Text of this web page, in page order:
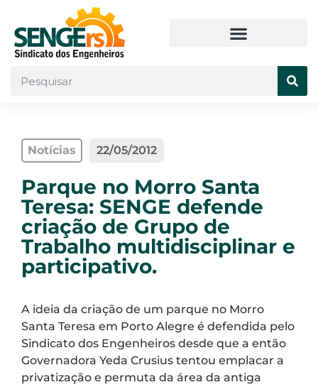
Notícias 22/05/2012
Parque no Morro Santa
Teresa: SENGE defende
criação de Grupo de
Trabalho multidisciplinar e
participativo.
A ideia da criação de um parque no Morro
Santa Teresa em Porto Alegre é defendida pelo
Sindicato dos Engenheiros desde que a então
Governadora Yeda Crusius tentou emplacar a
privatização e permuta da área da antiga